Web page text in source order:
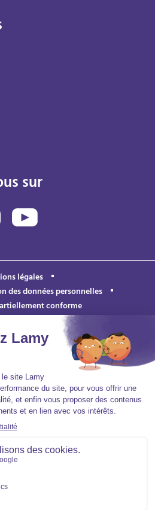
sur
légales
des données personnelles
conforme